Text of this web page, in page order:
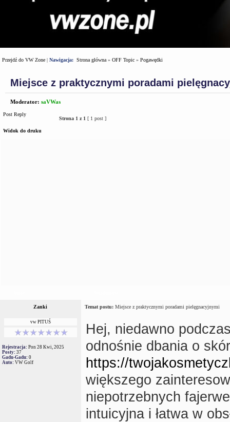
Przejdź do VW Zone | Nawigacja: Strona główna » OFF Topic » Pogawędki
Miejsce z praktycznymi poradami
Moderator: saVWas
Post Reply
Strona 1 z 1 [ 1 post ]
Widok do druku
Zanki Temat postu: Miejsce z praktycznymi poradami pielęgnacyjnymi
vw PITUŚ
Rejestracja: Pon 28 Kwi, 2025
Posty: 37
Gadu-Gadu: 0
Auto: VW Golf
Hej, niedawno
odnośnie dbania o
https://
większego
niepotrzebnych
intuicyjna i łatwa w